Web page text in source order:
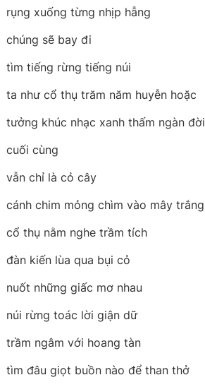
rụng xuống từng nhịp hẫng
chúng sẽ bay đi
tìm tiếng rừng tiếng núi
ta như cổ thụ trăm năm huyễn hoặc
tưởng khúc nhạc xanh thấm ngàn đời
cuối cùng
vẫn chỉ là cỏ cây
cánh chim mỏng chìm vào mây trắng
cổ thụ nằm nghe trầm tích
đàn kiến lùa qua bụi cỏ
nuốt những giấc mơ nhau
núi rừng toác lời giận dữ
trầm ngâm với hoang tàn
tìm đâu giọt buồn nào để than thở